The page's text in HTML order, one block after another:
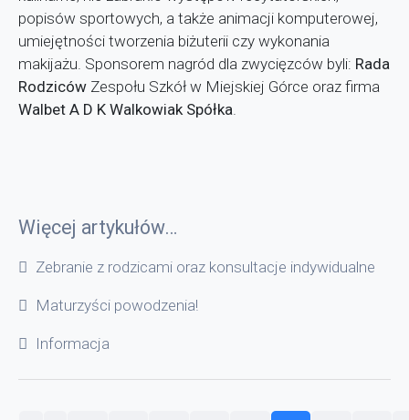
popisów sportowych, a także animacji komputerowej,
umiejętności tworzenia biżuterii czy wykonania
makijażu. Sponsorem nagród dla zwycięzców byli: Rada
Rodziców Zespołu Szkół w Miejskiej Górce oraz firma
Walbet A D K Walkowiak Spółka.
Więcej artykułów…
Zebranie z rodzicami oraz konsultacje indywidualne
Maturzyści powodzenia!
Informacja